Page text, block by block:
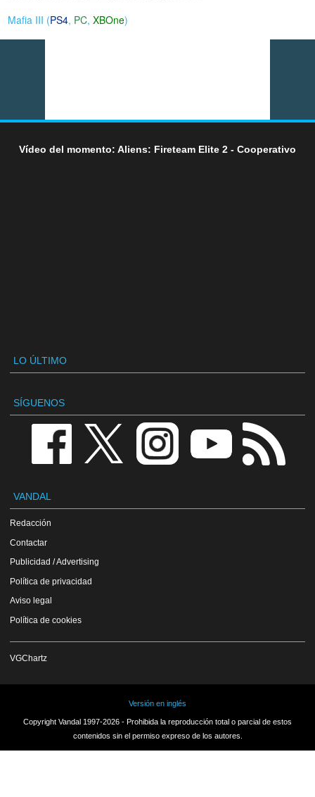
Mafia III (PS4, PC,XBOne)
Vídeo del momento: Aliens: Fireteam Elite 2 - Cooperativo
LO ÚLTIMO
SÍGUENOS
VANDAL
Redacción
Contactar
Publicidad / Advertising
Política de privacidad
Aviso legal
Política de cookies
VGChartz
Versión en inglés
Copyright Vandal 1997-2026 - Prohibida la reproducción total o parcial de estos
contenidos sin el permiso expreso de los autores.